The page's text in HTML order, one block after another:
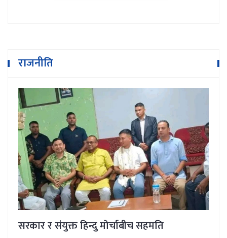
राजनीति
सरकार र संयुक्त हिन्दु मोर्चाबीच सहमति